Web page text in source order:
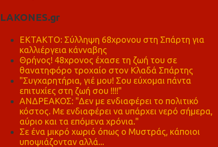
LAKONES.gr
ΕΚΤΑΚΤΟ: Σύλληψη 68χρονου στη Σπάρτη για
καλλιέργεια κάνναβης
Θρήνος! 48χρονος έχασε τη ζωή του σε
θανατηφόρο τροχαίο στον Κλαδά Σπάρτης
"Συγχαρητήρια, γιέ μου! Σου εύχομαι πάντα
επιτυχίες στη ζωή σου !!!!"
ΑΝΔΡΕΑΚΟΣ: "Δεν με ενδιαφέρει το πολιτικό
κόστος. Με ενδιαφέρει να υπάρχει νερό σήμερα,
αύριο και τα επόμενα χρόνια."
Σε ένα μικρό χωριό όπως ο Μυστράς, κάποιοι
υποψιάζονταν αλλά...